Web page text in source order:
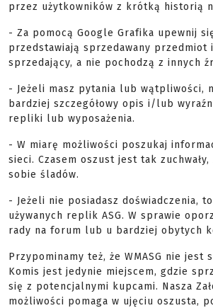
przez użytkowników z krótką historią
- Za pomocą Google Grafika upewnij
przedstawiają sprzedawany przedmiot i
sprzedający, a nie pochodzą z innych
- Jeżeli masz pytania lub wątpliwości,
bardziej szczegółowy opis i/lub
repliki lub wyposażenia.
- W miarę możliwości poszukaj
sieci. Czasem oszust jest tak
sobie śladów.
- Jeżeli nie posiadasz doświadczenia,
używanych replik ASG. W sprawie
rady na forum lub u bardziej obytych
Przypominamy też, że WMASG nie jest
Komis jest jedynie miejscem, gdzie
się z potencjalnymi kupcami. Nasza
możliwości pomaga w ujęciu oszusta,